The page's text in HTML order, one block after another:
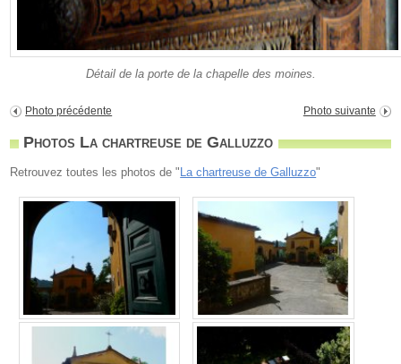
Détail de la porte de la chapelle des moines.
Photo précédente Photo suivante
Photos La chartreuse de Galluzzo
Retrouvez toutes les photos de "La chartreuse de Galluzzo"